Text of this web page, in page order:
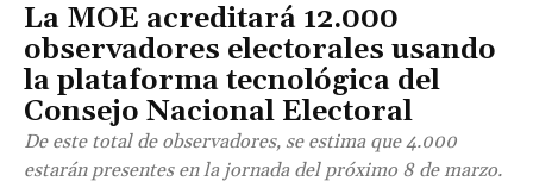
La MOE acreditará 12.000
observadores electorales usando
la plataforma tecnológica del
Consejo Nacional Electoral
De este total de observadores, se estima que 4.000
estarán presentes en la jornada del próximo 8 de marzo.